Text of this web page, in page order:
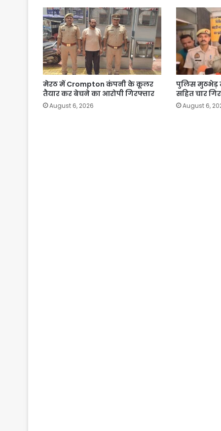
मेरठ में Crompton कंपनी के कूलर
तैयार कर बेचने का आरोपी गिरफ्तार
August 6, 2026
पुलिस मुठभेड़
सहित चार
August 6,